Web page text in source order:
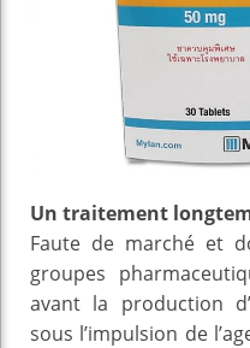
Un traitement
Faute de marché et
groupes
avant la production
sous l’impulsion de